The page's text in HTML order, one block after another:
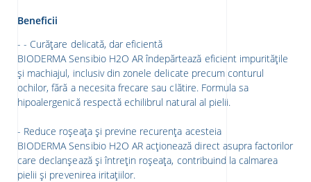
Beneficii
- Curățare delicată, dar eficientă
BIODERMA Sensibio H2O AR îndepărtează eficient impuritățile
și machiajul, inclusiv din zonele delicate precum conturul
ochilor, fără a necesita frecare sau clătire. Formula sa
hipoalergenică respectă echilibrul natural al pielii.
- Reduce roșeața și previne recurența acesteia
BIODERMA Sensibio H2O AR acționează direct asupra factorilor
care declanșează și întrețin roșeața, contribuind la calmarea
pielii și prevenirea iritațiilor.